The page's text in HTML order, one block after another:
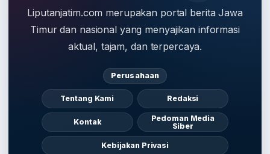
Liputanjatim.com merupakan portal berita Jawa
Timur dan nasional yang menyajikan informasi
aktual, tajam, dan terpercaya.
Perusahaan
Tentang Kami Redaksi
Kontak
Pedoman Media
Siber
Kebijakan Privasi